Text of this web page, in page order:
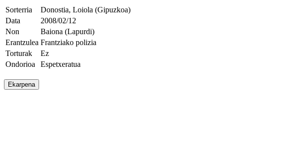
Sorterria
Donostia, Loiola (Gipuzkoa)
Data
2008/02/12
Non
Baiona (Lapurdi)
Erantzulea Frantziako polizia
Torturak
Ez
Ondorioa
Espetxeratua